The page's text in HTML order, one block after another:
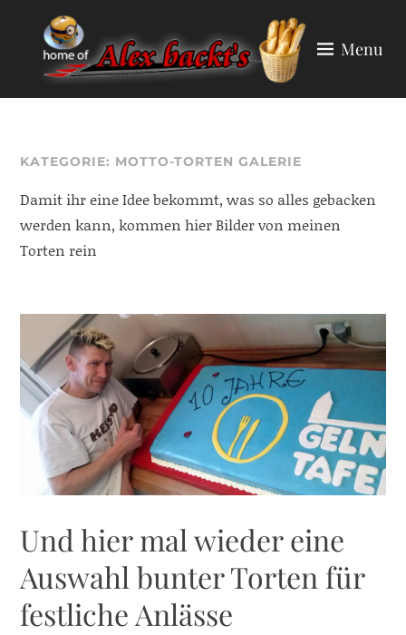
content
Menu
KATEGORIE: MOTTO-TORTEN GALERIE
Damit ihr eine Idee bekommt, was so alles gebacken
werden kann, kommen hier Bilder von meinen
Torten rein
Und hier mal wieder eine
Auswahl bunter Torten für
festliche Anlässe